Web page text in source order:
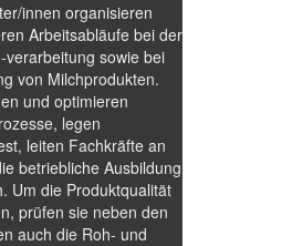
innen organisieren
Arbeitsabläufe bei der
verarbeitung sowie bei
von Milchprodukten.
und optimieren
legen
leiten Fachkräfte an
betriebliche Ausbildung
Um die Produktqualität
prüfen sie neben den
auch die Roh- und